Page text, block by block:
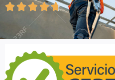
   